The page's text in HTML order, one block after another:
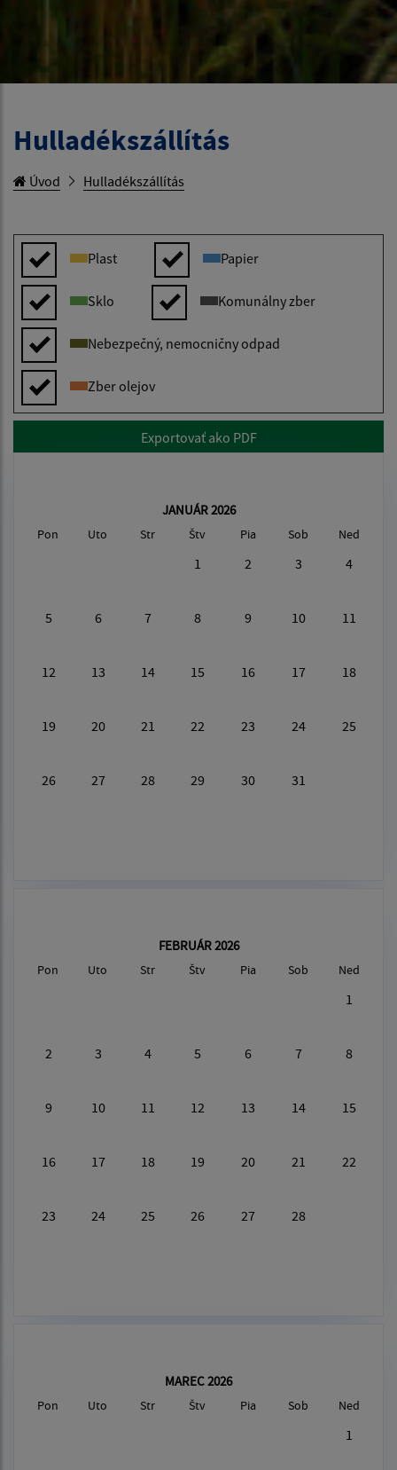
Hulladékszállítás
Úvod Hulladékszállítás
Plast Papier
Sklo Komunálny zber
Nebezpečný, nemocničny odpad
Zber olejov
Exportovať ako PDF
JANUÁR 2026
Pon Uto Str Štv Pia Sob Ned
1 2 3 4
5 6 7 8 9 10 11
12 13 14 15 16 17 18
19 20 21 22 23 24 25
26 27 28 29 30 31
FEBRUÁR 2026
Pon Uto Str Štv Pia Sob Ned
1
2 3 4 5 6 7 8
9 10 11 12 13 14 15
16 17 18 19 20 21 22
23 24 25 26 27 28
MAREC 2026
Pon Uto Str Štv Pia Sob Ned
1